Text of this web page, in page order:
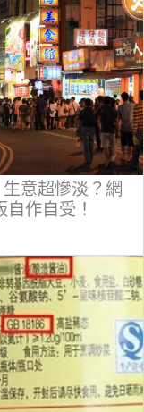
意超慘淡？網
作自受！